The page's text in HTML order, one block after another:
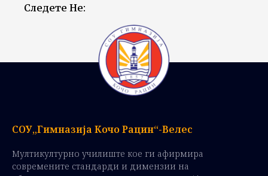
Следете Не:
СОУ„Гимназија Кочо Рацин“-Велес
Мултикултурно училиште кое ги афирмира
современите стандарди и димензии на